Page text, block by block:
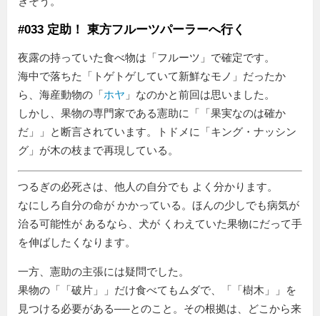
#033 定助！ 東方フルーツパーラーへ行く
夜露の持っていた食べ物は「フルーツ」で確定です。
海中で落ちた「トゲトゲしていて新鮮なモノ」だったか
ら、海産動物の「ホヤ 」なのかと前回は思いました。
しかし、果物の専門家である憲助に「
果実なのは確か
だ
」と断言されています。トドメに「キング・ナッシン
グ」が木の枝まで再現している。
つるぎの必死さは、他人の自分でも よく分かります。
なにしろ自分の命が かかっている。ほんの少しでも病気が
治る可能性が あるなら、犬が くわえていた果物にだって手
を伸ばしたくなります。
一方、憲助の主張には疑問でした。
果物の「
破片 」だけ食べてもムダで、「 樹木
」を
見つける必要がある──とのこと。その根拠は、どこから来